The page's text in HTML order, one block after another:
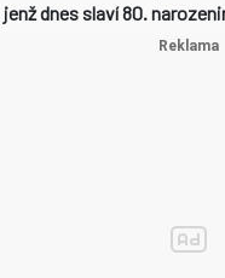
dnes slaví 80.